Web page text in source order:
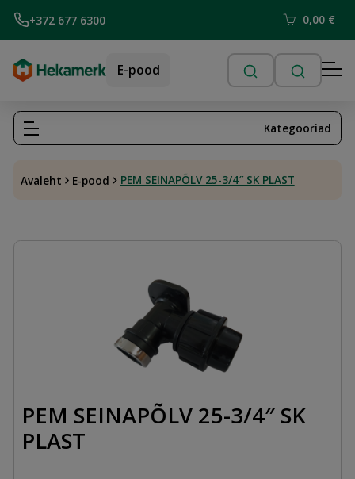
+372 677 6300 0,00 €
E-pood
Avaleht E-pood PEM SEINAPÕLV 25-3/4″ SK PLAST
Kategooriad
PEM SEINAPÕLV 25-3/4″ SK
PLAST